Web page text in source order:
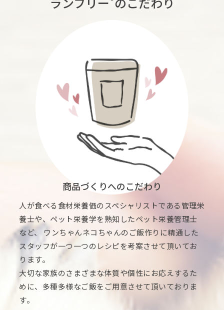
商品づくりへのこだわり
人が食べる食材栄養価のスペシャリストである管理栄
養士や、ペット栄養学を熟知したペット栄養管理士
など、 ワンちゃんネコちゃんのご飯作りに精通した
スタッフが一つ一つのレシピを考案させて頂いてお
ります。
大切な家族のさまざまな体質や個性にお応えするた
めに、多種多様なご飯をご用意させて頂いておりま
す。